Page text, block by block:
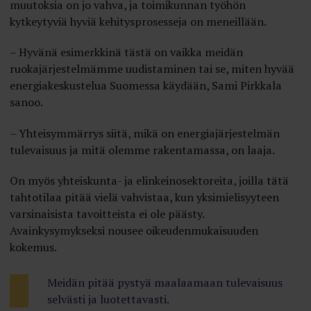
muutoksia on jo vahva, ja toimikunnan työhön
kytkeytyviä hyviä kehitysprosesseja on meneillään.
– Hyvänä esimerkkinä tästä on vaikka meidän
ruokajärjestelmämme uudistaminen tai se, miten hyvää
energiakeskustelua Suomessa käydään, Sami Pirkkala
sanoo.
– Yhteisymmärrys siitä, mikä on energiajärjestelmän
tulevaisuus ja mitä olemme rakentamassa, on laaja.
On myös yhteiskunta- ja elinkeinosektoreita, joilla tätä
tahtotilaa pitää vielä vahvistaa, kun yksimielisyyteen
varsinaisista tavoitteista ei ole päästy.
Avainkysymykseksi nousee oikeudenmukaisuuden
kokemus.
Meidän pitää pystyä maalaamaan tulevaisuus
selvästi ja luotettavasti.